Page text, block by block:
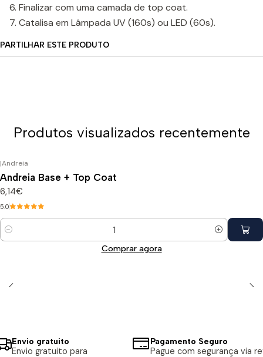
Finalizar com uma camada de top coat.
Catalisa em Lâmpada UV (160s) ou LED (60s).
PARTILHAR ESTE PRODUTO
Produtos visualizados recentemente
|Andreia
Andreia Base + Top Coat
6,14€
5.0
Quantidade
Comprar agora
Envio gratuito
Envio gratuito para
Pagamento Seguro
Pague com segurança via